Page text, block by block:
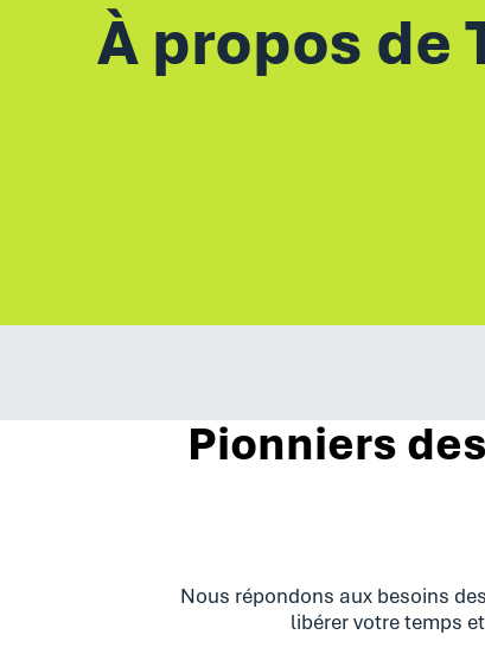
À propos de
Pionniers
Nous répondons aux besoins
libérer votre temps